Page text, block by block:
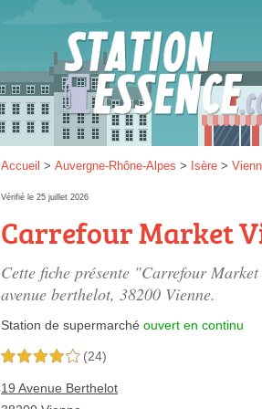
Accueil > Auvergne-Rhône-Alpes > Isère >
Vérifié le 25 juillet 2026
Carrefour Market
Cette fiche présente "Carrefour
avenue berthelot, 38200 Vienne.
Station de supermarché ouvert en continu
4,0 étoiles sur 5 (24)
19 Avenue Berthelot
SP
SP